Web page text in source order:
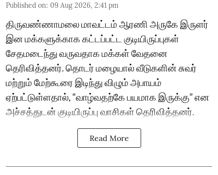
Published on: 09 Aug 2026, 2:41 pm
திருவண்ணாமலை மாவட்டம் ஆரணி அருகே இருளர்
இன மக்களுக்காக கட்டப்பட்ட குடியிருப்புகள்
சேதமடைந்து வருவதாக மக்கள் வேதனை
தெரிவித்தனர். தொடர் மழையால் வீடுகளின் சுவர்
மற்றும் மேற்கூரை இடிந்து விழும் அபாயம்
ஏற்பட்டுள்ளதால், “வாழ்வதற்கே பயமாக இருக்கு” என
அச்சத்துடன் குடியிருப்பு வாசிகள் தெரிவித்தனர்.
Read More